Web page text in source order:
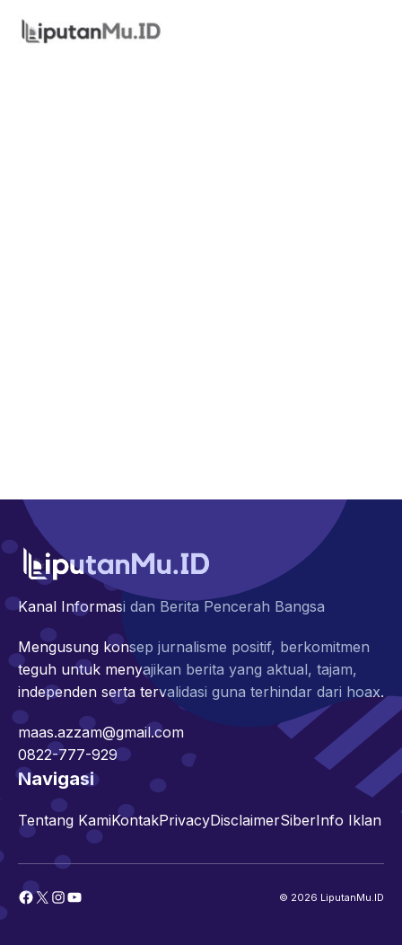
Kanal Informasi dan Berita Pencerah Bangsa
Mengusung konsep jurnalisme positif, berkomitmen
teguh untuk menyajikan berita yang aktual, tajam,
independen serta tervalidasi guna terhindar dari hoax.
maas.azzam@gmail.com
0822-777-929
Navigasi
Tentang KamiKontakPrivacyDisclaimerSiberInfo Iklan
Facebook
X Instagram
YouTube © 2026 LiputanMu.ID